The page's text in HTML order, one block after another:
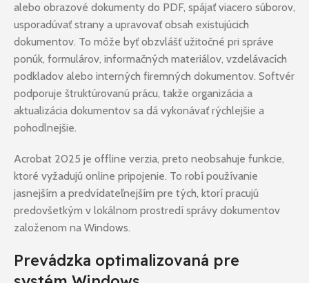
alebo obrazové dokumenty do PDF, spájať viacero súborov,
usporadúvať strany a upravovať obsah existujúcich
dokumentov. To môže byť obzvlášť užitočné pri správe
ponúk, formulárov, informačných materiálov, vzdelávacích
podkladov alebo interných firemných dokumentov. Softvér
podporuje štruktúrovanú prácu, takže organizácia a
aktualizácia dokumentov sa dá vykonávať rýchlejšie a
pohodlnejšie.
Acrobat 2025 je offline verzia, preto neobsahuje funkcie,
ktoré vyžadujú online pripojenie. To robí používanie
jasnejším a predvídateľnejším pre tých, ktorí pracujú
predovšetkým v lokálnom prostredí správy dokumentov
založenom na Windows.
Prevádzka optimalizovaná pre